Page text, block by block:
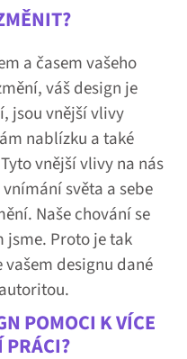
a časem vašeho
váš design je
jsou vnější vlivy
nablízku a také
vnější vlivy na nás
světa a sebe
Naše chování se
jsme. Proto je tak
designu dané
POMOCI K VÍCE
PRÁCI?